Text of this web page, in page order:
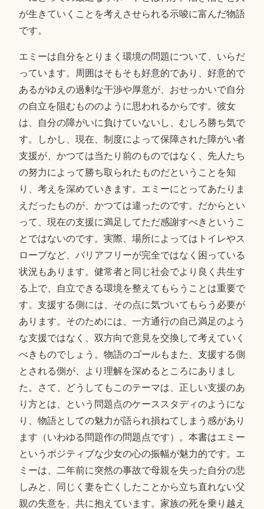
が生きていくことを考えさせられる示唆に富んだ物語
です。
エミーは自分をとりまく環境の問題について、いらだ
っています。周囲はそもそも好意的であり、好意的で
あるがゆえの過剰な干渉や厚意が、おせっかいで自分
の自立を阻むもののように思われるからです。彼女
は、自分の障がいに負けていないし、むしろ勝ち気で
す。しかし、現在、制度によって保障された障がい者
支援が、かつては当たり前のものではなく、先人たち
の努力によって勝ち取られたものだということを知
り、考えを深めていきます。エミーにとってあたりま
えだったものが、かつては違ったのです。だからとい
って、現在の支援に満足してただ感謝すべきというこ
とではないのです。実際、場所によってはトイレやス
ロープなど、バリアフリーが完全ではなく困っている
状況もあります。健常者と同じ社会でより良く共生す
る上で、自立できる環境を整えてもらうことは重要で
す。支援する側には、その点に気づいてもらう必要が
あります。そのためには、一方通行の自己満足のよう
な支援ではなく、双方向で意見を交換して考えていく
べきものでしょう。物語のゴールもまた、支援する側
とされる側が、より理解を深めるところにありまし
た。さて、どうしてもこのテーマは、正しい支援のあ
り方とは、という問題点のケーススタディのようにな
り、物語としての魅力が語られ損ねてしまう感があり
ます（いわゆる問題作の問題点です）。本書はエミー
というポジティブな少女の心の振幅が魅力的です。エ
ミーは、二年前に突然の事故で母親を失った自分の悲
しみと、同じく妻を亡くしたことから立ち直れない父
親の失意を、共に抱えています。家族の死を乗り越え